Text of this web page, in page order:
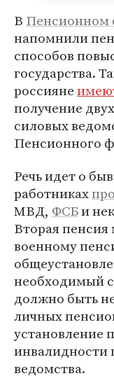
В Пенсионном
напомнили
способов
государства.
россияне
получение
силовых
Пенсионного
Речь идет о
работниках
МВД, ФСБи
Вторая пенсия
военному
необходимый
должно быть
личных
установление
инвалидности
ведомства.